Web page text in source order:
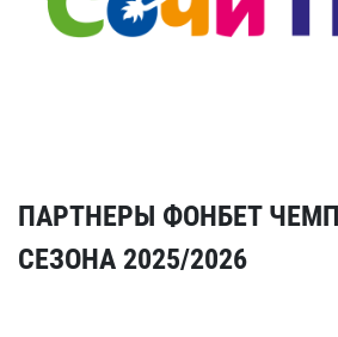
ПАРТНЕРЫ ФОНБЕТ
СЕЗОНА 2025/2026